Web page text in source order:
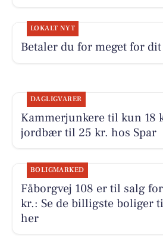
LOKALT NYT
Betaler du for meget for
DAGLIGVARER
Kammerjunkere til kun 18
jordbær til 25 kr. hos Spar
BOLIGMARKED
Fåborgvej 108 er til salg
kr.: Se de billigste boliger
her